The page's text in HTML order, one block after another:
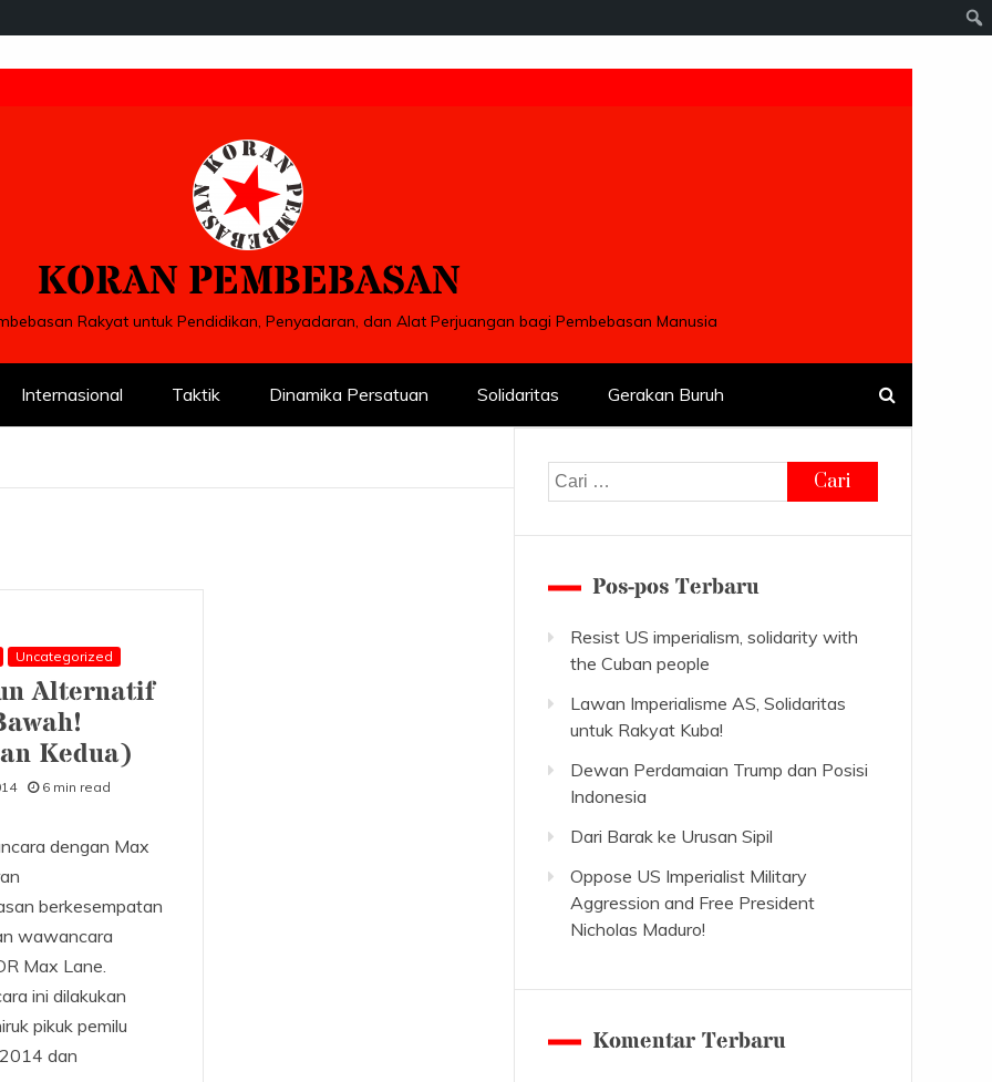
KORAN PEMBEBASAN
Rakyat untuk Pendidikan, Penyadaran, dan Alat Perjuangan bagi Pembebasan Manusia
Internasional Taktik Dinamika Persatuan Solidaritas Gerakan Buruh
Uncategorized
Alternatif
Kedua)
6 min read
dengan Max
berkesempatan
wawancara
Max Lane.
ini dilakukan
pikuk pemilu
dan
Cari
untuk:
Pos-pos Terbaru
Resist US imperialism, solidarity with
the Cuban people
Lawan Imperialisme AS, Solidaritas
untuk Rakyat Kuba!
Dewan Perdamaian Trump dan Posisi
Indonesia
Dari Barak ke Urusan Sipil
Oppose US Imperialist Military
Aggression and Free President
Nicholas Maduro!
Komentar Terbaru